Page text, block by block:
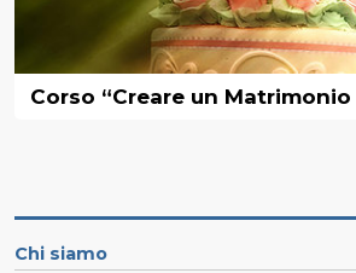
Corso “Creare un Matrimonio
Chi siamo